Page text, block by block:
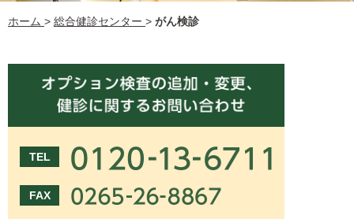
ホーム > 総合健診センター > がん検診
TEL
FAX